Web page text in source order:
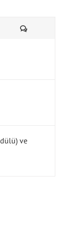
Yorum
ve